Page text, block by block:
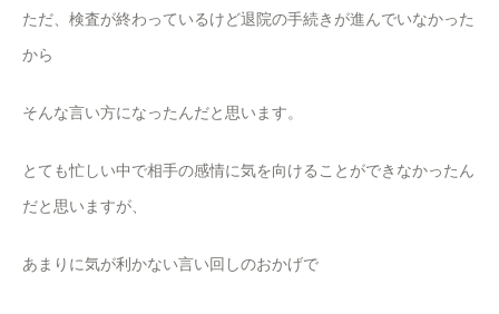
ただ、検査が終わっているけど退院の手続きが進んでいなかった
から
そんな言い方になったんだと思います。
とても忙しい中で相手の感情に気を向けることができなかったん
だと思いますが、
あまりに気が利かない言い回しのおかげで